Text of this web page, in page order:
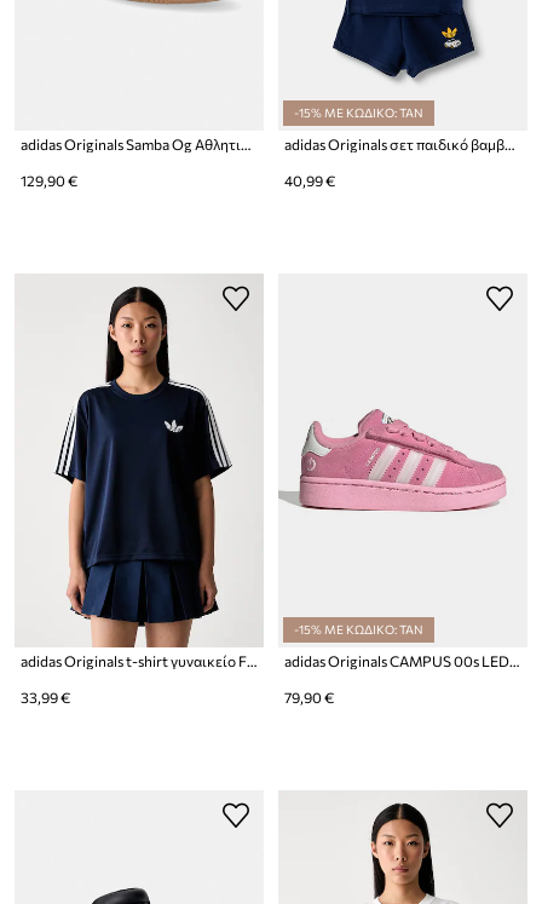
129,90 €
-15% ΜΕ ΚΩΔΙΚΟ: TAN
40,99 €
adidas Originals t-shirt γυναικείο Firebird
33,99 €
-15% ΜΕ ΚΩΔΙΚΟ: TAN
adidas Originals CAMPUS 00s LED LIGHTS sneakers παιδικά σουέτ
79,90 €